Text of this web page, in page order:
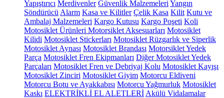
Yapıştırıcı Merdivenler Güvenlik Malzemeleri Yangın
Söndürücü Alarm Kasa ve Kilitler Çelik Kasa Kilit Kutu ve
Ambalaj Malzemeleri Kargo Kutusu Kargo Poşeti Koli
Motosiklet Ürünleri Motorsiklet Aksesuarları Motosiklet
Kilidi Motosiklet Stickerları Motosiklet Rüzgarlık ve Siperlik
Motosiklet Aynası Motosiklet Brandası Motorsiklet Yedek
Parça Motosiklet Fren Ekipmanları Diğer Motosiklet Yedek
Parçaları Motosiklet Fren ve Debriyaj Kolu Motosiklet Kayışı
Motosiklet Zinciri Motosiklet Giyim Motorcu Eldiveni
Motorcu Botu ve Ayakkabısı Motorcu Yağmurluk Motosiklet
Kaskı ELEKTRİKLİ EL ALETLERİ Akülü Vidalamalar